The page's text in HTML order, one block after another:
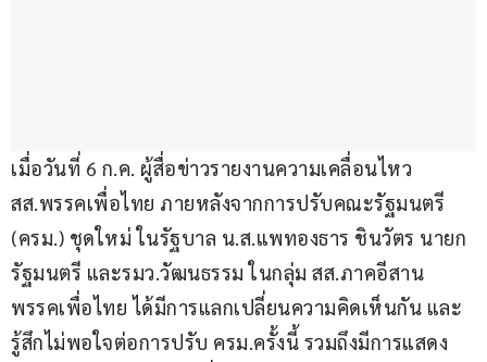
เมื่อวันที่ 6 ก.ค. ผู้สื่อข่าวรายงานความเคลื่อนไหว
สส.พรรคเพื่อไทย ภายหลังจากการปรับคณะรัฐมนตรี
(ครม.) ชุดใหม่ ในรัฐบาล น.ส.แพทองธาร ชินวัตร นายก
รัฐมนตรี และรมว.วัฒนธรรม ในกลุ่ม สส.ภาคอีสาน
พรรคเพื่อไทย ได้มีการแลกเปลี่ยนความคิดเห็นกัน และ
รู้สึกไม่พอใจต่อการปรับ ครม.ครั้งนี้ รวมถึงมีการแสดง